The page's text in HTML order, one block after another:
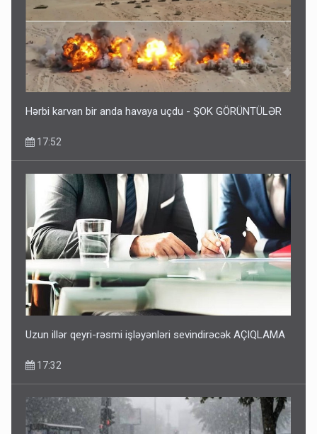
Hərbi karvan bir anda havaya uçdu - ŞOK GÖRÜNTÜLƏR
17:52
Uzun illər qeyri-rəsmi işləyənləri sevindirəcək AÇIQLAMA
17:32